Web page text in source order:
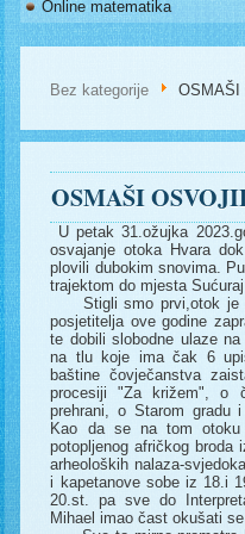
Online matematika
Bez kategorije OSMAŠI
OSMAŠI
U petak 31.ožujka
osvajanje otoka Hvara
plovili dubokim snovima.
trajektom do mjesta
Stigli smo prvi,otok je
posjetitelja ove godine
te dobili slobodne ulaze
na tlu koje ima čak 6
baštine čovječanstva
procesiji "Za križem", o
prehrani, o Starom gradu
Kao da se na tom
potopljenog afričkog broda
arheoloških nalaza-
i kapetanove sobe iz 18.i
20.st. pa sve do
Mihael imao čast okušati